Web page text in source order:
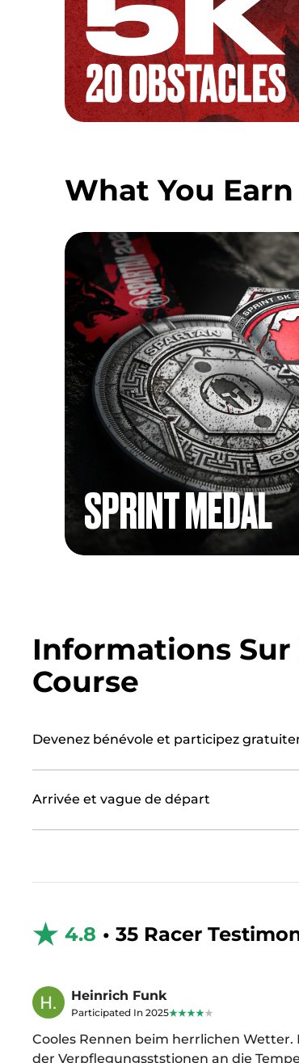
What You Earn
SPRINT MEDAL
SPRINT MEDAL
Informations Sur
Course
Devenez bénévole et participez
Arrivée et vague de départ
4.8 • 35 Racer
Heinrich Funk
Participated In 2025
Cooles Rennen beim herrlichen Wetter.
der Verpflegungsststionen an die